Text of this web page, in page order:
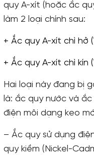
quy A-xít (hoặc ắc
làm 2 loại chính sau:
+ Ắc quy A-xít chì hở
+ Ắc quy A-xít chì kín
Hai loại này đang bị
là: ắc quy nước và
điện môi dạng keo
– Ắc quy sử dụng
quy kiềm (Nickel-